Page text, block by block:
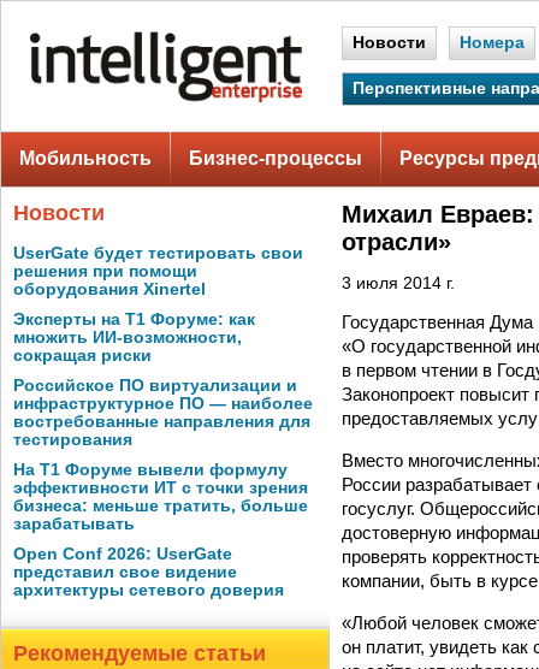
Новости Номера
Перспективные
Мобильность Бизнес-процессы Ресурсы
Новости
UserGate будет тестировать свои
решения при помощи
оборудования Xinertel
Эксперты на Т1 Форуме: как
множить ИИ-возможности,
сокращая риски
Российское ПО виртуализации и
инфраструктурное ПО — наиболее
востребованные направления для
тестирования
На Т1 Форуме вывели формулу
эффективности ИТ с точки зрения
бизнеса: меньше тратить, больше
зарабатывать
Open Conf 2026: UserGate
представил свое видение
архитектуры сетевого доверия
Рекомендуемые статьи
Михаил
отрасли»
3 июля 2014 г.
Государственная
«О государственной
в первом чтении в
Законопроект
предоставляемых
Вместо
России
госуслуг.
достоверную
проверять
компании, быть в
«Любой человек
он платит, увидеть